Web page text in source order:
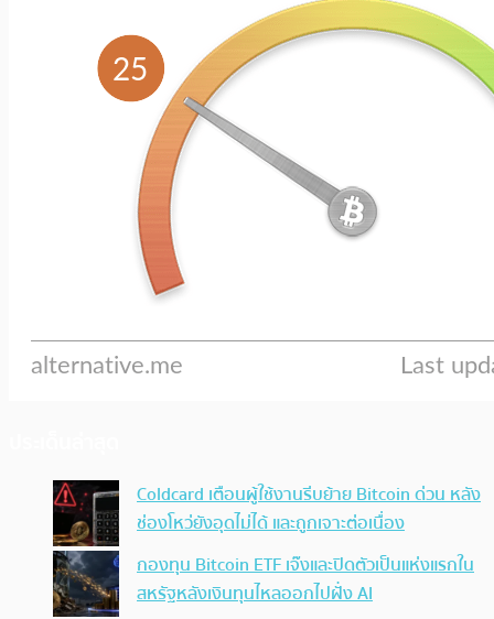
Coldcard เตือนผู้ใช้งานรีบย้าย Bitcoin ด่วน หลัง
ช่องโหว่ยังอุดไม่ได้ และถูกเจาะต่อเนื่อง
กองทุน Bitcoin ETF เจ๊งและปิดตัวเป็นแห่งแรกใน
สหรัฐหลังเงินทุนไหลออกไปฝั่ง AI